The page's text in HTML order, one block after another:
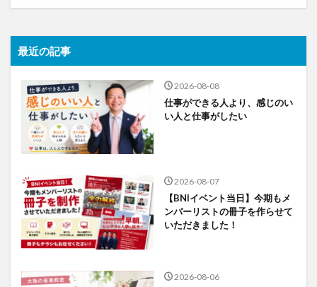
最近の記事
2026-08-08
仕事ができる人より、感じのい
い人と仕事がしたい
2026-08-07
【BNIイベント当日】今期もメ
ンバーリストの冊子を作らせて
いただきました！
2026-08-06